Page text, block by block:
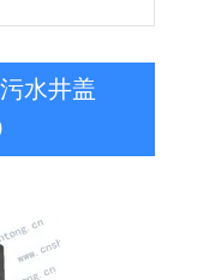
水井盖